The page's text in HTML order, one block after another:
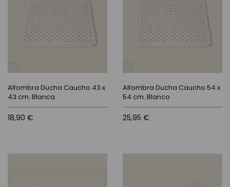
Alfombra Ducha Caucho 43 x
43 cm. Blanca
18,90 €
Alfombra Ducha Caucho 54 x
54 cm. Blanco
25,95 €